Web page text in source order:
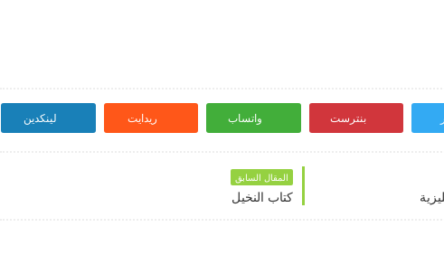
بنترست واتساب ريدايت لينكدين
المقال السابق
كتاب النخيل